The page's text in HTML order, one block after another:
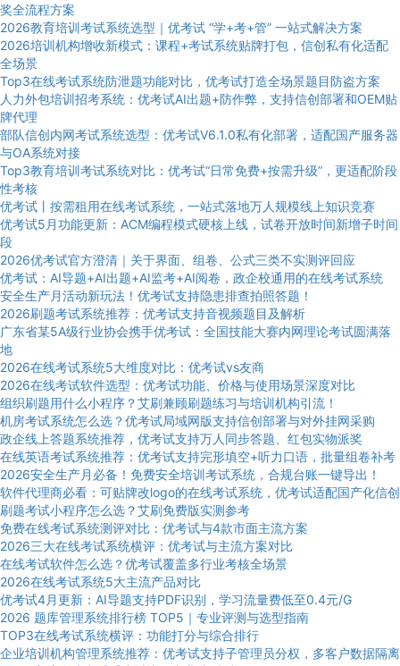
奖全流程方案
2026教育培训考试系统选型｜优考试 “学+考+管” 一站式解决方案
2026培训机构增收新模式：课程+考试系统贴牌打包，信创私有化适配
全场景
Top3在线考试系统防泄题功能对比，优考试打造全场景题目防盗方案
人力外包培训招考系统：优考试AI出题+防作弊，支持信创部署和OEM贴
牌代理
部队信创内网考试系统选型：优考试V6.1.0私有化部署，适配国产服务器
与OA系统对接
Top3教育培训考试系统对比：优考试“日常免费+按需升级”，更适配阶段
性考核
优考试丨按需租用在线考试系统，一站式落地万人规模线上知识竞赛
优考试5月功能更新：ACM编程模式硬核上线，试卷开放时间新增子时间
段
2026优考试官方澄清｜关于界面、组卷、公式三类不实测评回应
优考试：AI导题+AI出题+AI监考+AI阅卷，政企校通用的在线考试系统
安全生产月活动新玩法！优考试支持隐患排查拍照答题！
2026刷题考试系统推荐：优考试支持音视频题目及解析
广东省某5A级行业协会携手优考试：全国技能大赛内网理论考试圆满落
地
2026在线考试系统5大维度对比：优考试vs友商
2026在线考试软件选型：优考试功能、价格与使用场景深度对比
组织刷题用什么小程序？艾刷兼顾刷题练习与培训机构引流！
机房考试系统怎么选？优考试局域网版支持信创部署与对外挂网采购
政企线上答题系统推荐，优考试支持万人同步答题、红包实物派奖
在线英语考试系统推荐：优考试支持完形填空+听力口语，批量组卷补考
2026安全生产月必备！免费安全培训考试系统，合规台账一键导出！
软件代理商必看：可贴牌改logo的在线考试系统，优考试适配国产化信创
刷题考试小程序怎么选？艾刷免费版实测参考
免费在线考试系统测评对比：优考试与4款市面主流方案
2026三大在线考试系统横评：优考试与主流方案对比
在线考试软件怎么选？优考试覆盖多行业考核全场景
2026在线考试系统5大主流产品对比
优考试4月更新：AI导题支持PDF识别，学习流量费低至0.4元/G
2026 题库管理系统排行榜 TOP5｜专业评测与选型指南
TOP3在线考试系统横评：功能打分与综合排行
企业培训机构管理系统推荐：优考试支持子管理员分权，多客户数据隔离